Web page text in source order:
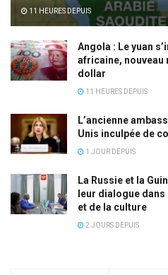
11 HEURES DEPUIS
Angola : Le yuan
africaine, nouveau
dollar
11 HEURES DEPUIS
L’ancienne
Unis inculpée de
1 JOUR DEPUIS
La Russie et la
leur dialogue
et de la culture
2 JOURS DEPUIS